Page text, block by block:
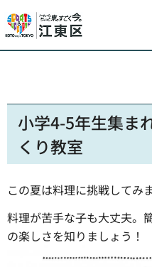
小学4-5年生集ま
くり教室
この夏は料理に挑戦してみ
料理が苦手な子も大丈夫。
の楽しさを知りましょう！